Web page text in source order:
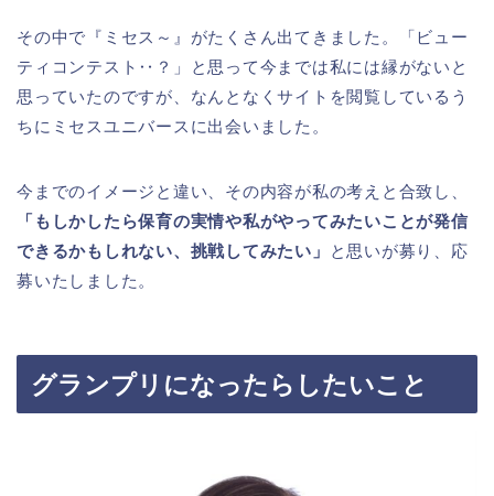
その中で『ミセス～』がたくさん出てきました。「ビュー
ティコンテスト‥？」と思って今までは私には縁がないと
思っていたのですが、なんとなくサイトを閲覧しているう
ちにミセスユニバースに出会いました。
今までのイメージと違い、その内容が私の考えと合致し、
「もしかしたら保育の実情や私がやってみたいことが発信
できるかもしれない、挑戦してみたい」
と思いが募り、応
募いたしました。
グランプリになったらしたいこと